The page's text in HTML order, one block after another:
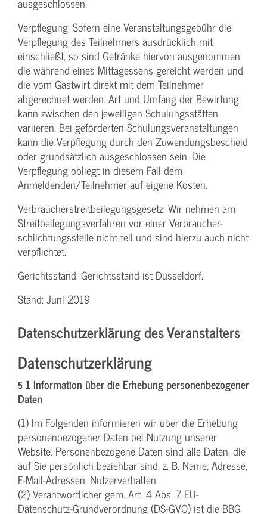
Verpflegung: Sofern eine Veranstaltungs­gebühr die
Verpflegung des Teilnehmers ausdrücklich mit
einschließt, so sind Getränke hiervon ausgenommen,
die während eines Mittagessens gereicht werden und
die vom Gastwirt direkt mit dem Teilnehmer
abgerechnet werden. Art und Umfang der Bewirtung
kann zwischen den jeweiligen Schulungsstätten
variieren. Bei geförderten Schulungs­veranstaltungen
kann die Verpflegung durch den Zuwendungs­bescheid
oder grundsätzlich ausgeschlossen sein. Die
Verpflegung obliegt in diesem Fall dem
Anmeldenden/­Teilnehmer auf eigene Kosten.
Verbraucher­streitbeilegungs­gesetz: Wir nehmen am
Streit­beilegungs­verfahren vor einer Verbraucher­
schlichtungs­stelle nicht teil und sind hierzu auch nicht
verpflichtet.
Gerichtsstand: Gerichtsstand ist Düsseldorf.
Stand: Juni 2019
Datenschutzerklärung des Veranstalters
Datenschutzerklärung
§ 1 Information über die Erhebung personenbezogener
Daten
(1) Im Folgenden informieren wir über die Erhebung
personenbezogener Daten bei Nutzung unserer
Website. Personenbezogene Daten sind alle Daten, die
auf Sie persönlich beziehbar sind, z. B. Name, Adresse,
E-Mail-Adressen, Nutzerverhalten.
(2) Verantwortlicher gem. Art. 4 Abs. 7 EU-
Datenschutz-Grundverordnung (DS-GVO) ist die BBG